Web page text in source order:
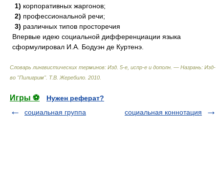
1) корпоративных жаргонов;
2) профессиональной речи;
3) различных типов просторечия
Впервые идею социальной дифференциации языка
сформулировал И.А. Бодуэн де Куртенэ.
Словарь лингвистических терминов: Изд. 5-е, испр-е и дополн. — Назрань: Изд-
во "Пилигрим". Т.В. Жеребило 2010
Игры ⚽
Нужен реферат?
социальная группа
социальная коннотация